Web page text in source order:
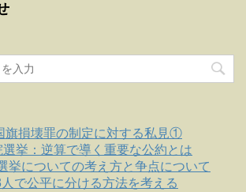
旗損壊罪の制定に対する私見①
挙：逆算で導く重要な公約とは
挙についての考え方と争点について
で公平に分ける方法を考える